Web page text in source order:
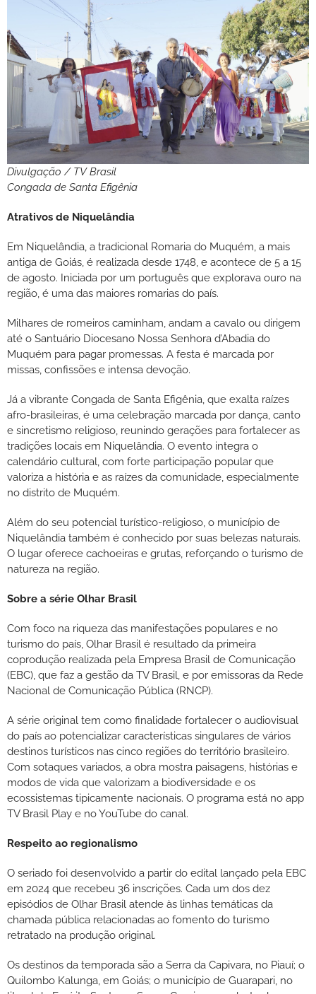
Divulgação / TV Brasil
Congada de Santa Efigênia
Atrativos de Niquelândia
Em Niquelândia, a tradicional Romaria do Muquém, a mais
antiga de Goiás, é realizada desde 1748, e acontece de 5 a 15
de agosto. Iniciada por um português que explorava ouro na
região, é uma das maiores romarias do país.
Milhares de romeiros caminham, andam a cavalo ou dirigem
até o Santuário Diocesano Nossa Senhora d’Abadia do
Muquém para pagar promessas. A festa é marcada por
missas, confissões e intensa devoção.
Já a vibrante Congada de Santa Efigênia, que exalta raízes
afro-brasileiras, é uma celebração marcada por dança, canto
e sincretismo religioso, reunindo gerações para fortalecer as
tradições locais em Niquelândia. O evento integra o
calendário cultural, com forte participação popular que
valoriza a história e as raízes da comunidade, especialmente
no distrito de Muquém.
Além do seu potencial turístico-religioso, o município de
Niquelândia também é conhecido por suas belezas naturais.
O lugar oferece cachoeiras e grutas, reforçando o turismo de
natureza na região.
Sobre a série Olhar Brasil
Com foco na riqueza das manifestações populares e no
turismo do país, Olhar Brasil é resultado da primeira
coprodução realizada pela Empresa Brasil de Comunicação
(EBC), que faz a gestão da TV Brasil, e por emissoras da Rede
Nacional de Comunicação Pública (RNCP).
A série original tem como finalidade fortalecer o audiovisual
do país ao potencializar características singulares de vários
destinos turísticos nas cinco regiões do território brasileiro.
Com sotaques variados, a obra mostra paisagens, histórias e
modos de vida que valorizam a biodiversidade e os
ecossistemas tipicamente nacionais. O programa está no app
TV Brasil Play e no YouTube do canal.
Respeito ao regionalismo
O seriado foi desenvolvido a partir do edital lançado pela EBC
em 2024 que recebeu 36 inscrições. Cada um dos dez
episódios de Olhar Brasil atende às linhas temáticas da
chamada pública relacionadas ao fomento do turismo
retratado na produção original.
Os destinos da temporada são a Serra da Capivara, no Piauí; o
Quilombo Kalunga, em Goiás; o município de Guarapari, no